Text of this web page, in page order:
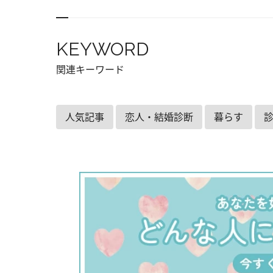
KEYWORD
関連キーワード
人気記事 恋人・結婚診断 暮らす